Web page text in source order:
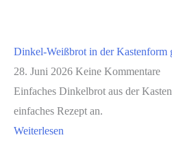
Dinkel-Weißbrot in der Kastenform
28. Juni 2026 Keine Kommentare
Einfaches Dinkelbrot aus der
einfaches Rezept an.
Weiterlesen